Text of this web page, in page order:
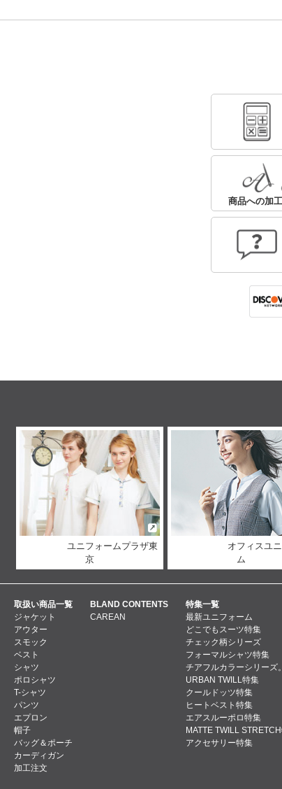
商品への加
ユニフォームプラザ東
京
オフィスユニフ
ム
取扱い商品一覧
ジャケット
アウター
スモック
ベスト
シャツ
ポロシャツ
T-シャツ
パンツ
エプロン
帽子
バッグ＆ポーチ
カーディガン
加工注文
BLAND CONTENTS
CAREAN
特集一覧
最新ユニフォーム
どこでもスーツ特集
チェック柄シリーズ
フォーマルシャツ特集
チアフルカラーシリーズ。
URBAN TWILL特集
クールドッツ特集
ヒートベスト特集
エアスルーポロ特集
MATTE TWILL
アクセサリー特集